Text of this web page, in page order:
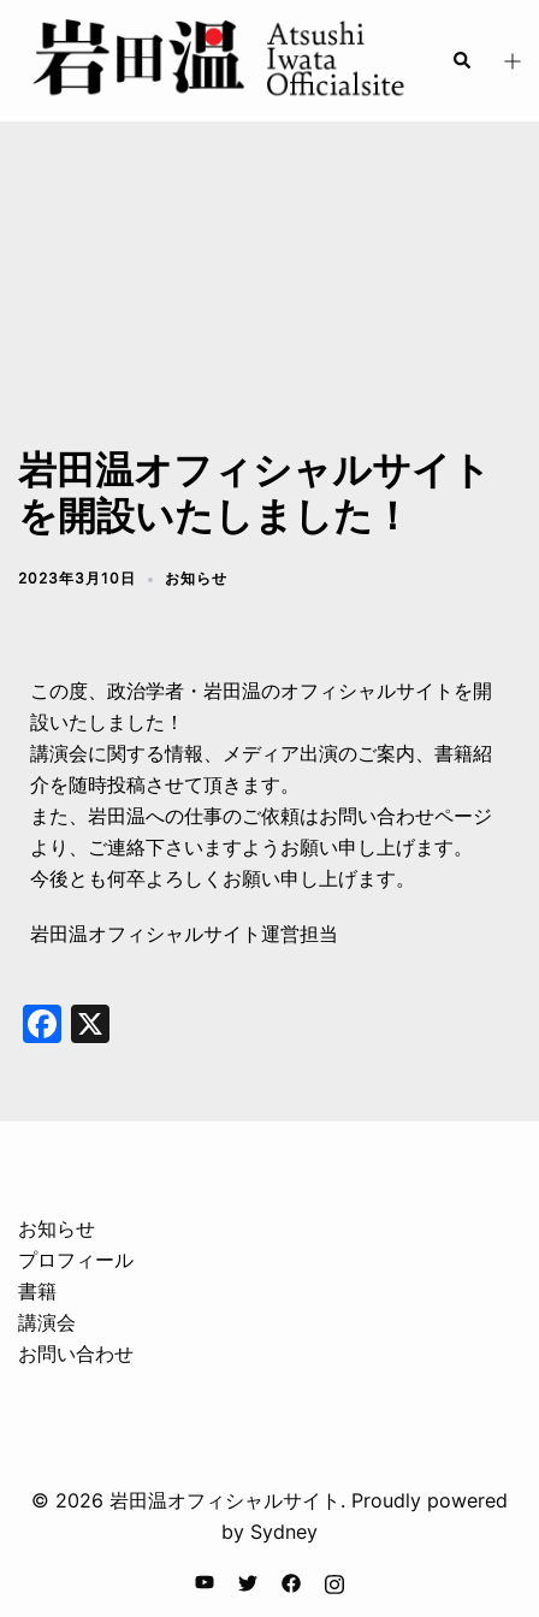
岩田温オフィシャルサイト
を開設いたしました！
2023年3月10日 お知らせ
この度、政治学者・岩田温のオフィシャルサイトを開
設いたしました！
講演会に関する情報、メディア出演のご案内、書籍紹
介を随時投稿させて頂きます。
また、岩田温への仕事のご依頼はお問い合わせページ
より、ご連絡下さいますようお願い申し上げます。
今後とも何卒よろしくお願い申し上げます。
岩田温オフィシャルサイト運営担当
Facebook
お知らせ
プロフィール
書籍
講演会
お問い合わせ
© 2026 岩田温オフィシャルサイト. Proudly powered
by Sydney